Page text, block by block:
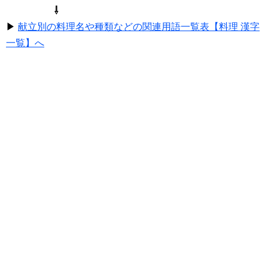
⇩
▶ 献立別の料理名や種類などの関連用語一覧表【料理 漢字
一覧】へ